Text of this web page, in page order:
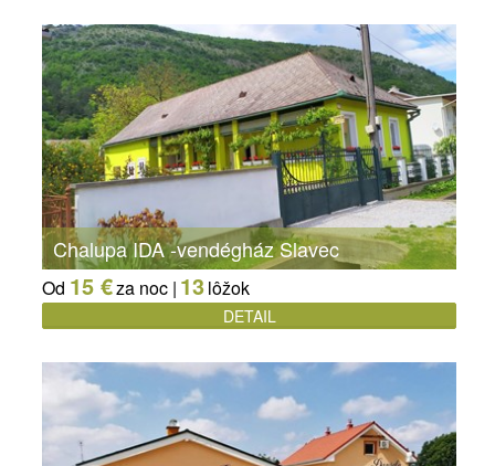
Chalupa IDA -vendégház Slavec
Od 15 €za noc | 13lôžok
DETAIL